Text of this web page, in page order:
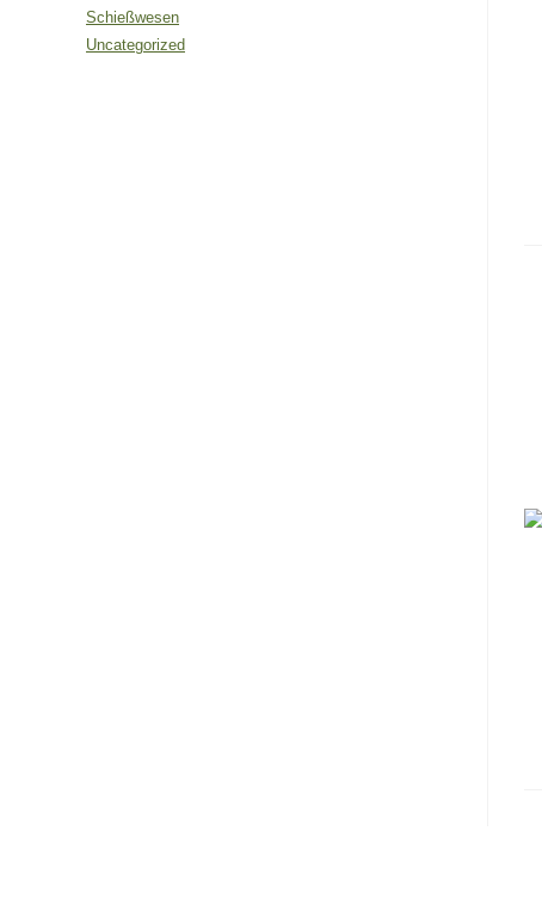
Schießwesen
Uncategorized